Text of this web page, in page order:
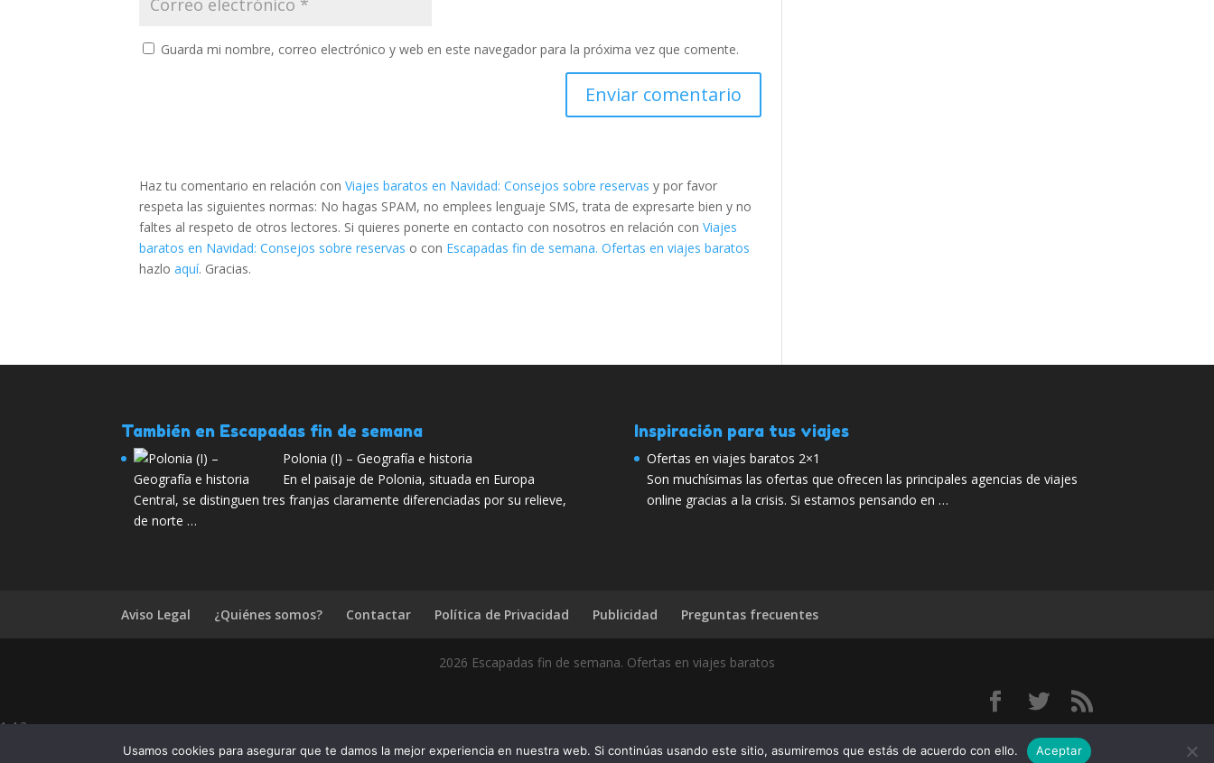
Guarda mi nombre, correo electrónico y web en este navegador para la próxima vez que comente.
Haz tu comentario en relación conViajes baratos en Navidad: Consejos sobre reservas y por favor
respeta las siguientes normas: No hagas SPAM, no emplees lenguaje SMS, trata de expresarte bien y no
faltes al respeto de otros lectores. Si quieres ponerte en contacto con nosotros en relación conViajes
baratos en Navidad: Consejos sobre reservas o con Escapadas fin de semana. Ofertas en viajes baratos
hazloaquí. Gracias.
También en Escapadas fin de semana
Polonia (I) – Geografía e historia
En el paisaje de Polonia, situada en Europa
Central, se distinguen tres franjas claramente diferenciadas por su relieve,
de norte …
Inspiración para tus viajes
Ofertas en viajes baratos 2×1
Son muchísimas las ofertas que ofrecen las principales agencias de viajes
online gracias a la crisis. Si estamos pensando en …
Aviso Legal ¿Quiénes somos? Contactar Política de Privacidad Publicidad Preguntas frecuentes
2026 Escapadas fin de semana. Ofertas en viajes baratos
1.4.2
Usamos cookies para asegurar que te damos la mejor experiencia en nuestra web. Si continúas usando este sitio, asumiremos que estás de acuerdo con ello. Aceptar
¿Te ha gustado Viajes baratos en Navidad: Consejos sobre reservas? Pues díselo a tus amigos, compártelo